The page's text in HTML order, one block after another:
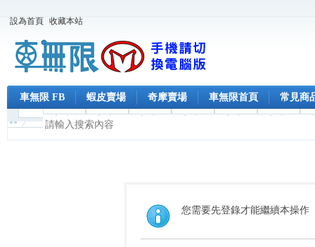
設為首頁 收藏本站
車無限 FB 蝦皮賣場 奇摩賣場 車無限首頁 常見商
您需要先登錄才能繼續本操作